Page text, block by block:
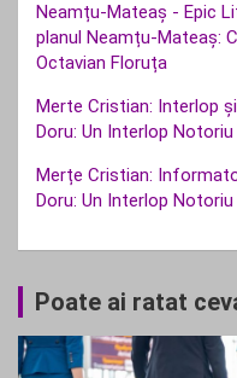
Neamțu-Mateaș - Epic
planul Neamțu-Mateaș:
Octavian Floruța
Merte Cristian: Interlop
Doru: Un Interlop Notoriu
Merțe Cristian:
Doru: Un Interlop Notoriu
Poate ai ratat